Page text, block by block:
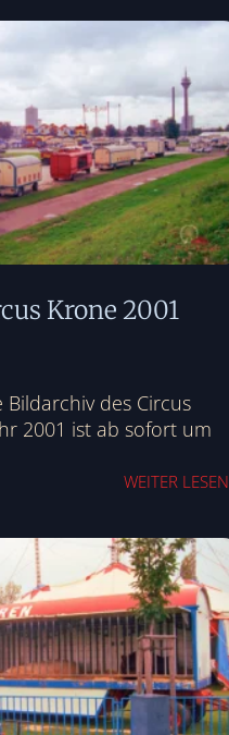
Krone 2001
des Circus
2001 ist ab sofort um
WEITER LESEN